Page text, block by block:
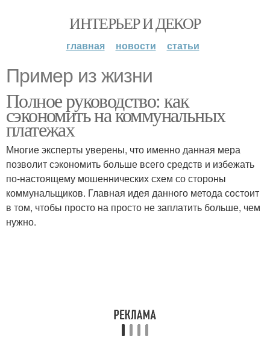
ИНТЕРЬЕР И ДЕКОР
главная новости статьи
Пример из жизни
Полное руководство: как
сэкономить на коммунальных
платежах
Многие эксперты уверены, что именно данная мера
позволит сэкономить больше всего средств и избежать
по-настоящему мошеннических схем со стороны
коммунальщиков. Главная идея данного метода состоит
в том, чтобы просто на просто не заплатить больше, чем
нужно.